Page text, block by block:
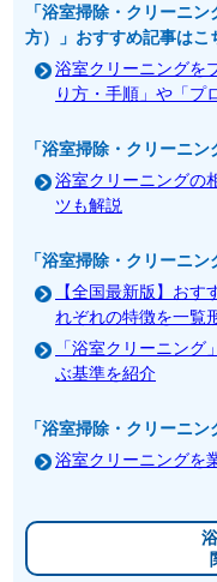
「浴室掃除・クリーニ
方）」おすすめ記事はこ
浴室クリーニングを
り方・手順」や「プ
「浴室掃除・クリーニ
浴室クリーニングの
ツも解説
「浴室掃除・クリーニ
【全国最新版】お
れぞれの特徴を一覧
「浴室クリーニン
ぶ基準を紹介
「浴室掃除・クリーニ
浴室クリーニング